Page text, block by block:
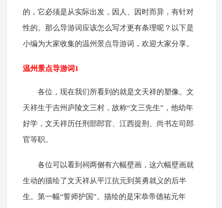
的，它必须是从实际出发，因人、因时而异，有针对
性的。那么导游词应该怎么写才更有条理呢？以下是
小编为大家收集的温州景点导游词，欢迎大家分享。
温州景点导游词1
各位，现在我们所看到的就是文天祥的塑像。文
天祥生于吉州庐陵文三村，故称“文三先生”，他幼年
好学，文天祥历任刑部郎官、江西提刑、尚书左司郎
官等职。
各位可以看到祠两侧有六幅壁画，这六幅壁画就
生动的描绘了文天祥从平江抗元到英勇就义的后半
生。第一幅“誓师护国”。描绘的是宋恭帝德祐元年